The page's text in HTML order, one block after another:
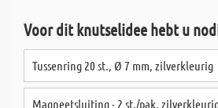
Voor dit knutselidee hebt u
Tussenring 20 st., Ø 7 mm, zilverkleurig
Magneetsluiting - 2 st./pak,